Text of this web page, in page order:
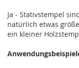
Ja - Stativstempel
natürlich etwas
ein kleiner